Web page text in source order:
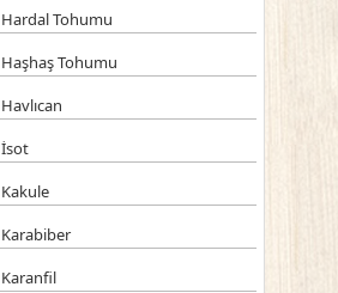
Hardal Tohumu
Haşhaş Tohumu
Havlıcan
İsot
Kakule
Karabiber
Karanfil